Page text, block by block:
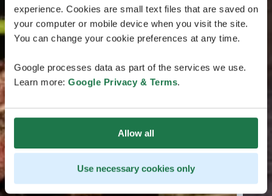
experience. Cookies are small text files that are saved on
your computer or mobile device when you visit the site.
You can change your cookie preferences at any time.
Google processes data as part of the services we use.
Learn more: Google Privacy & Terms.
Allow all
Use necessary cookies only